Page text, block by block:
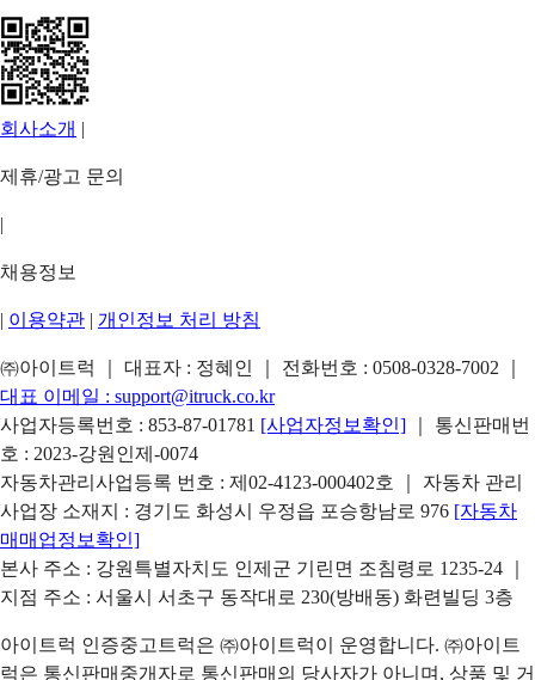
회사소개 |
제휴/광고 문의
|
채용정보
| 이용약관 | 개인정보 처리 방침
㈜아이트럭 ｜ 대표자 : 정혜인 ｜ 전화번호 : 0508-0328-7002
대표 이메일 : support@itruck.co.kr
사업자등록번호 : 853-87-01781 [사업자정보확인]
｜ 통신판매번
호 : 2023-강원인제-0074
자동차관리사업등록 번호 : 제02-4123-000402호 ｜ 자동차 관리
사업장 소재지 : 경기도 화성시 우정읍 포승항남로 976 [자동차
매매업정보확인]
본사 주소 : 강원특별자치도 인제군 기린면 조침령로 1235-24 ｜
지점 주소 : 서울시 서초구 동작대로 230(방배동) 화련빌딩 3층
아이트럭 인증중고트럭은 ㈜아이트럭이 운영합니다. ㈜아이트
럭은 통신판매중개자로 통신판매의 당사자가 아니며, 상품 및 거